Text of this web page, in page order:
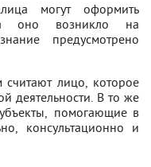
могут оформить
оно возникло на
предусмотрено
лицо, которое
деятельности. В то же
помогающие в
консультационно и